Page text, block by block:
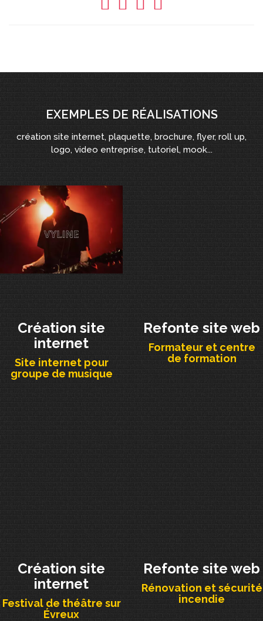
EXEMPLES DE RÉALISATIONS
création site internet, plaquette, brochure, flyer, roll up,
logo, video entreprise, tutoriel, mook...
Création site
internet
Site internet pour
groupe de musique
Refonte site web
Formateur et centre
de formation
Création site
internet
Festival de théâtre sur
Évreux
Refonte site web
Rénovation et sécurité
incendie